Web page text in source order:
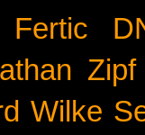
Zipf
Wilke